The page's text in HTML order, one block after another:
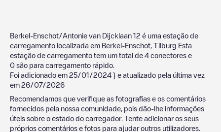
Berkel-Enschot/Antonie van Dijcklaan 12 é uma estação de
carregamento localizada em Berkel-Enschot Tilburg Esta
estação de carregamento tem um total de 4 conectores e
0 são para carregamento rápido.
Foi adicionado em 25/01/2024 } e atualizado pela última vez
em 26/07/2026
Recomendamos que verifique as fotografias e os comentários
fornecidos pela nossa comunidade, pois dão-lhe informações
úteis sobre o estado do carregador. Tente adicionar os seus
próprios comentários e fotos para ajudar outros utilizadores.